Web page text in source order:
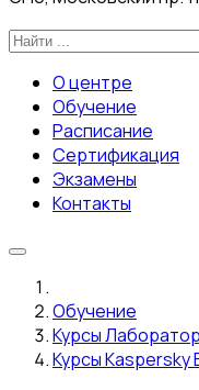
О центре
Обучение
Расписание
Сертификация
Экзамены
Контакты
Обучение
Курсы
Курсы Kaspersky